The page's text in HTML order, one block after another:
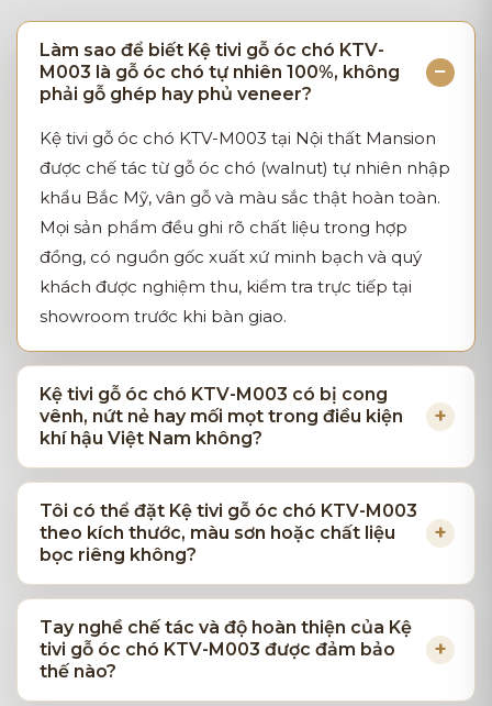
Làm sao để biết Kệ tivi gỗ óc chó KTV-
M003 là gỗ óc chó tự nhiên 100%, không
phải gỗ ghép hay phủ veneer?
Kệ tivi gỗ óc chó KTV-M003 tại Nội thất Mansion
được chế tác từ gỗ óc chó (walnut) tự nhiên nhập
khẩu Bắc Mỹ, vân gỗ và màu sắc thật hoàn toàn.
Mọi sản phẩm đều ghi rõ chất liệu trong hợp
đồng, có nguồn gốc xuất xứ minh bạch và quý
khách được nghiệm thu, kiểm tra trực tiếp tại
showroom trước khi bàn giao.
Kệ tivi gỗ óc chó KTV-M003 có bị cong
vênh, nứt nẻ hay mối mọt trong điều kiện
khí hậu Việt Nam không?
Tôi có thể đặt Kệ tivi gỗ óc chó KTV-M003
theo kích thước, màu sơn hoặc chất liệu
bọc riêng không?
Tay nghề chế tác và độ hoàn thiện của Kệ
tivi gỗ óc chó KTV-M003 được đảm bảo
thế nào?